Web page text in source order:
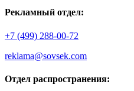
Рекламный отдел:
+7 (499) 288-00-72
reklama@sovsek.com
Отдел распространения: